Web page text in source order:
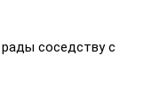
соседству с